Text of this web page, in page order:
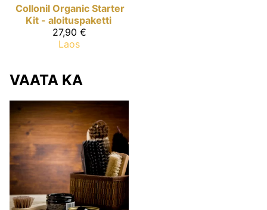
Collonil Organic Starter
Kit - aloituspaketti
27,90 €
Laos
VAATA KA